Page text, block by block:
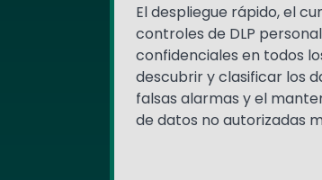
El despliegue rápido, el
controles de DLP
confidenciales en todos
descubrir y clasificar los
falsas alarmas y el
de datos no autorizadas